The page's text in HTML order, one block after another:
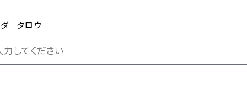
ダ タロウ